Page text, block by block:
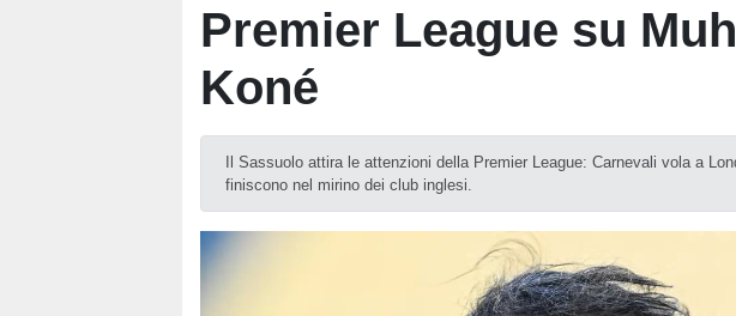
Premier League su
Koné
Il Sassuolo attira le attenzioni della Premier League: Carnevali vola a
finiscono nel mirino dei club inglesi.